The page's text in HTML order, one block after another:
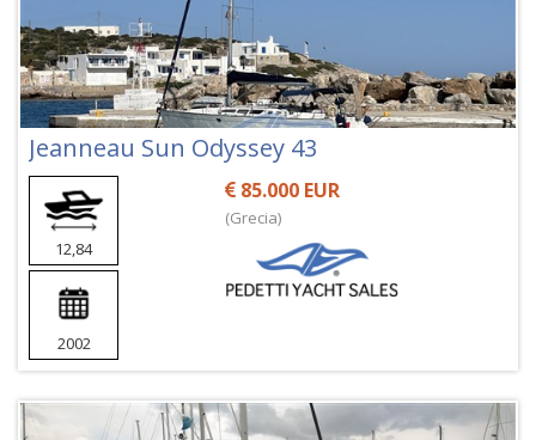
Jeanneau Sun Odyssey 43
12,84
2002
85.000 EUR
(Grecia)